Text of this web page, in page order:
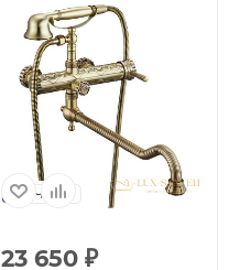
Чехия
23 650 ₽